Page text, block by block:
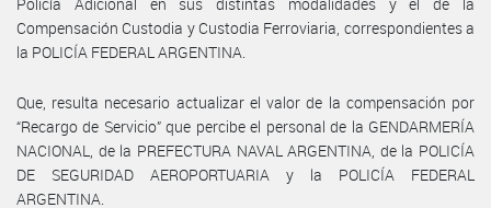
Compensación Custodia y Custodia Ferroviaria, correspondientes a
la POLICÍA FEDERAL ARGENTINA.
Que, resulta necesario actualizar el valor de la compensación por
“Recargo de Servicio” que percibe el personal de la GENDARMERÍA
NACIONAL, de la PREFECTURA NAVAL ARGENTINA, de la POLICÍA
DE SEGURIDAD AEROPORTUARIA y la POLICÍA FEDERAL
ARGENTINA.